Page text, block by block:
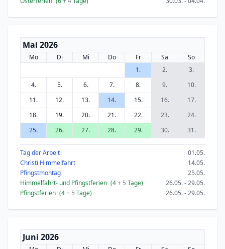
Mai 2026
Mo Di Mi Do Fr Sa
So
1.
2.
3.
4.
5. 6. 7. 8. 9.
10.
11.
12. 13. 14. 15. 16.
17.
18.
19. 20. 21. 22. 23.
24.
25.
26. 27. 28. 29. 30. 31.
Tag der Arbeit
01.05.
Christi Himmelfahrt
14.05.
Pfingstmontag
25.05.
Himmelfahrt- und Pfingstferien (4+ 5 Tage)
26.05. - 29.05.
Pfingstferien (4+ 5 Tage) 26.05. - 29.05.
Juni 2026